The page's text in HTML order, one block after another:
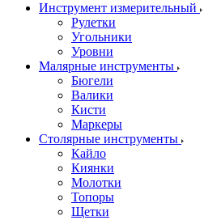
Инструмент измерительный
Рулетки
Угольники
Уровни
Малярные инструменты
Бюгели
Валики
Кисти
Маркеры
Столярные инструменты
Кайло
Киянки
Молотки
Топоры
Щетки